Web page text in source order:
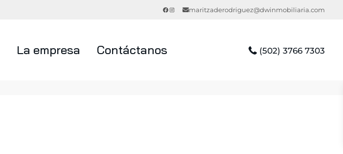
Facebook
Instagrammaritzaderodriguez@dwinmobiliaria.com
La empresa Contáctanos (502) 3766 7303